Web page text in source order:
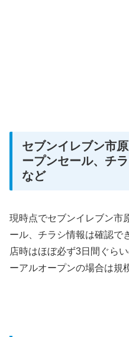
セブンイレブン市
ープンセール、チ
など
現時点でセブンイレブン市
ール、チラシ情報は確認で
店時はほぼ必ず3日間ぐら
ーアルオープンの場合は規